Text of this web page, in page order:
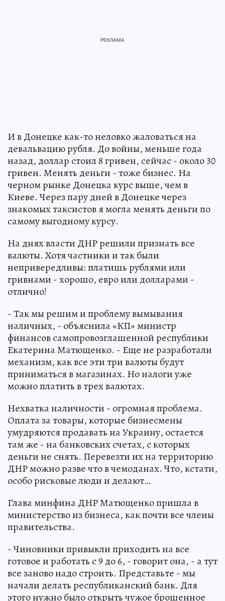
И в Донецке как-то неловко жаловаться на
девальвацию рубля. До войны, меньше года
назад, доллар стоил 8 гривен, сейчас - около 30
гривен. Менять деньги - тоже бизнес. На
черном рынке Донецка курс выше, чем в
Киеве. Через пару дней в Донецке через
знакомых таксистов я могла менять деньги по
самому выгодному курсу.
На днях власти ДНР решили признать все
валюты. Хотя частники и так были
непривередливы: платишь рублями или
гривнами - хорошо, евро или долларами -
отлично!
- Так мы решим и проблему вымывания
наличных, - объяснила «КП» министр
финансов самопровозглашенной республики
Екатерина Матющенко. - Еще не разработали
механизм, как все эти три валюты будут
приниматься в магазинах. Но налоги уже
можно платить в трех валютах.
Нехватка наличности - огромная проблема.
Оплата за товары, которые бизнесмены
умудряются продавать на Украину, остается
там же - на банковских счетах, с которых
деньги не снять. Перевезти их на территорию
ДНР можно разве что в чемоданах. Что, кстати,
особо рисковые люди и делают…
Глава минфина ДНР Матющенко пришла в
министерство из бизнеса, как почти все члены
правительства.
- Чиновники привыкли приходить на все
готовое и работать с 9 до 6, - говорит она, - а тут
все заново надо строить. Представьте - мы
начали делать республиканский банк. Для
этого нужно было открыть чужое брошенное